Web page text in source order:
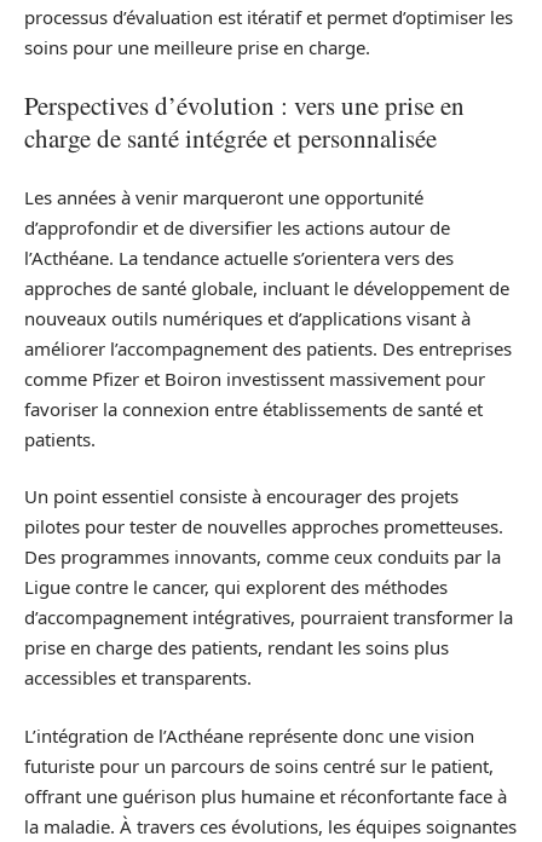
processus d’évaluation est itératif et permet d’optimiser les
soins pour une meilleure prise en charge.
Perspectives d’évolution : vers une prise en
charge de santé intégrée et personnalisée
Les années à venir marqueront une opportunité
d’approfondir et de diversifier les actions autour de
l’Acthéane. La tendance actuelle s’orientera vers des
approches de santé globale, incluant le développement de
nouveaux outils numériques et d’applications visant à
améliorer l’accompagnement des patients. Des entreprises
comme Pfizer et Boiron investissent massivement pour
favoriser la connexion entre établissements de santé et
patients.
Un point essentiel consiste à encourager des projets
pilotes pour tester de nouvelles approches prometteuses.
Des programmes innovants, comme ceux conduits par la
Ligue contre le cancer, qui explorent des méthodes
d’accompagnement intégratives, pourraient transformer la
prise en charge des patients, rendant les soins plus
accessibles et transparents.
L’intégration de l’Acthéane représente donc une vision
futuriste pour un parcours de soins centré sur le patient,
offrant une guérison plus humaine et réconfortante face à
la maladie. À travers ces évolutions, les équipes soignantes